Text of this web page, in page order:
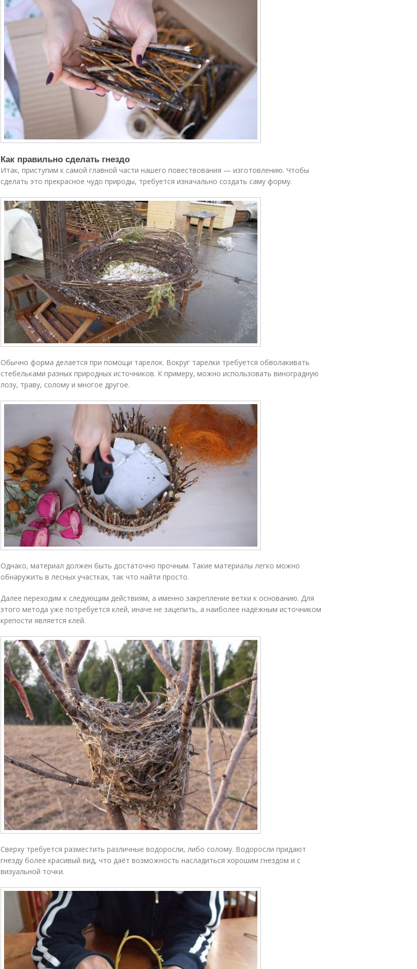
Как правильно сделать гнездо
Итак, приступим к самой главной части нашего повествования — изготовлению. Чтобы
сделать это прекрасное чудо природы, требуется изначально создать саму форму.
Обычно форма делается при помощи тарелок. Вокруг тарелки требуется обволакивать
стебельками разных природных источников. К примеру, можно использовать виноградную
лозу, траву, солому и многое другое.
Однако, материал должен быть достаточно прочным. Такие материалы легко можно
обнаружить в лесных участках, так что найти просто.
Далее переходим к следующим действиям, а именно закрепление ветки к основанию. Для
этого метода уже потребуется клей, иначе не зацепить, а наиболее надёжным источником
крепости является клей.
Сверху требуется разместить различные водоросли, либо солому. Водоросли придают
гнезду более красивый вид, что даёт возможность насладиться хорошим гнездом и с
визуальной точки.